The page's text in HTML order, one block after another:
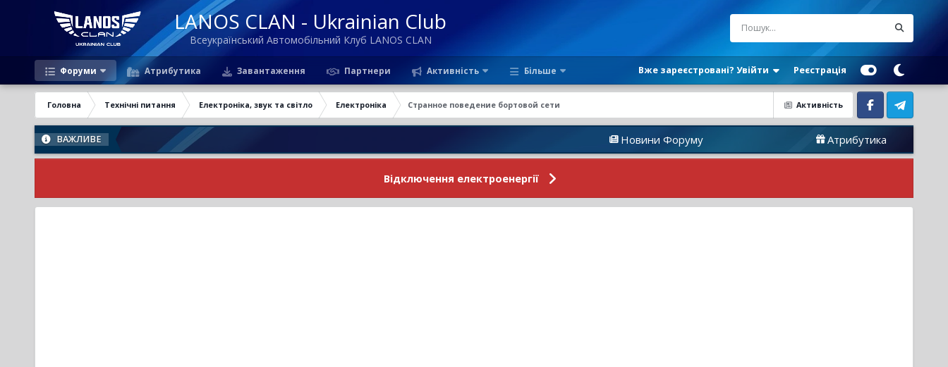
LANOS CLAN - Ukrainian Club
Всеукраїнський Автомобільний Клуб LANOS CLAN
Форуми Атрибутика Завантаження Партнери Активність Більше Вже зареєстровані? Увійти Реєстрація
Активність
Головна Технічні питання Електроніка, звук та світло Електроніка Странное поведение бортовой сети
Facebook Telegram
ВАЖЛИВЕ Новини Форуму Атрибутика
Відключення електроенергії